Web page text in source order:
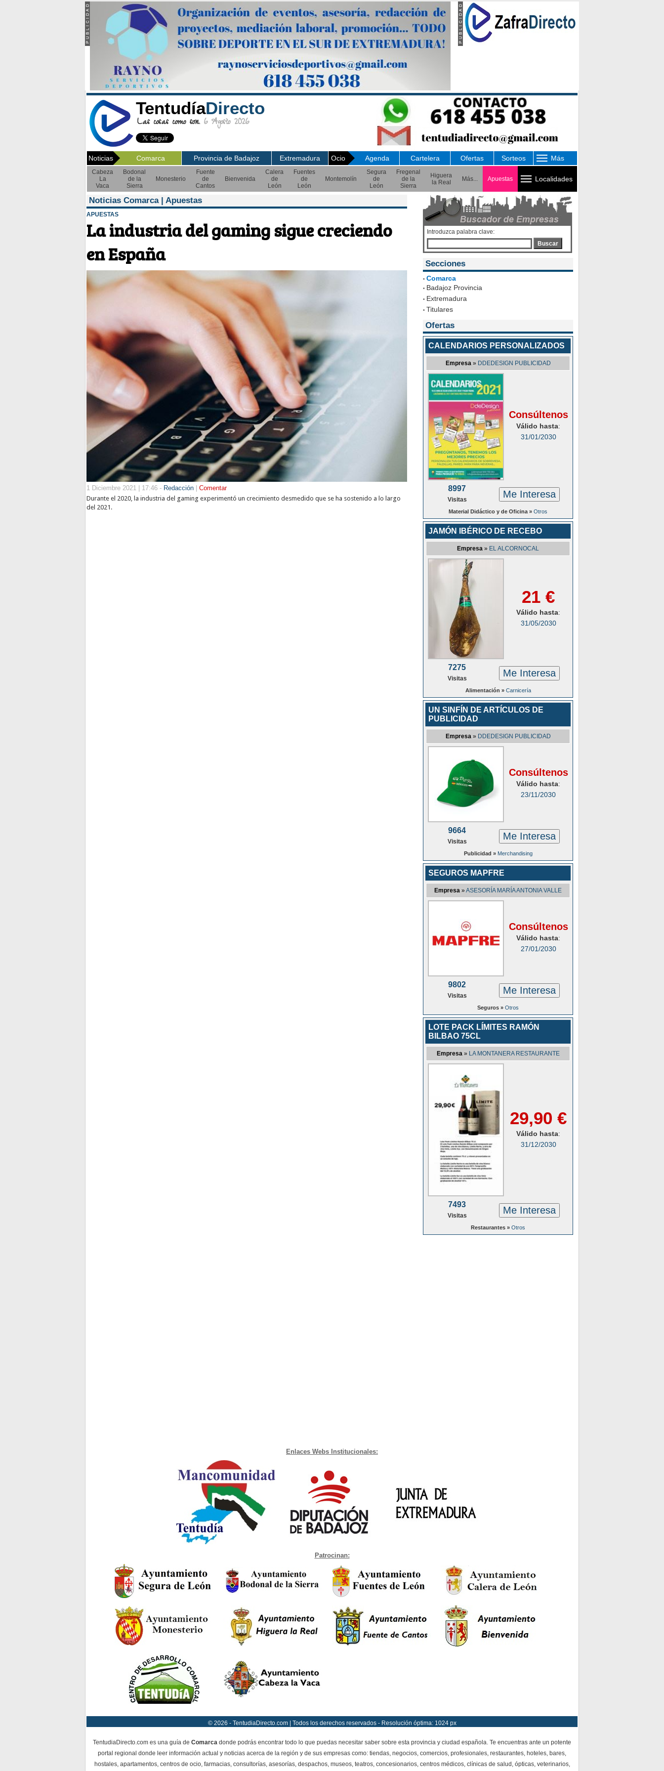
TentudíaDirecto
Las cosas como son. 6 Agosto 2026
Noticias Comarca Provincia de Badajoz Extremadura Ocio Agenda Cartelera Ofertas Sorteos Más
Cabeza
La
Vaca
Bodonal
de la
Sierra
Monesterio
Fuente
de
Cantos
Bienvenida
Calera
de
León
Fuentes
de
León
Montemolín
Segura
de
León
Fregenal
de la
Sierra
Higuera
la Real
Más... Apuestas Localidades
Noticias Comarca | Apuestas
APUESTAS
La industria del gaming sigue creciendo
en España
1 Diciembre 2021 | 17:46 - Redacción
Comentar
Durante el 2020, la industria del gaming experimentó un crecimiento desmedido que se ha sostenido a lo largo
del 2021.
Introduzca palabra clave:
Buscar
Secciones
• Comarca
• Badajoz Provincia
• Extremadura
• Titulares
Ofertas
CALENDARIOS PERSONALIZADOS
Empresa» DDEDESIGN PUBLICIDAD
Consúltenos
Válido hasta:
31/01/2030
8997
Visitas Me Interesa
Material Didáctico y de Oficina » Otros
JAMÓN IBÉRICO DE RECEBO
Empresa » EL ALCORNOCAL
21 €
Válido hasta:
31/05/2030
7275
Visitas Me Interesa
Alimentación » Carnicería
UN SINFÍN DE ARTÍCULOS DE
PUBLICIDAD
Empresa» DDEDESIGN PUBLICIDAD
Consúltenos
Válido hasta:
23/11/2030
9664
Visitas Me Interesa
Publicidad » Merchandising
SEGUROS MAPFRE
Empresa »ASESORÍA MARÍA ANTONIA VALLE
Consúltenos
Válido hasta:
27/01/2030
9802
Visitas Me Interesa
Seguros » Otros
LOTE PACK LÍMITES RAMÓN
BILBAO 75CL
Empresa» LA MONTANERA RESTAURANTE
29,90 €
Válido hasta:
31/12/2030
7493
Visitas Me Interesa
Restaurantes » Otros
Enlaces Webs Institucionales:
Patrocinan:
© 2026 - TentudiaDirecto.com | Todos los derechos reservados - Resolución óptima: 1024 px
TentudiaDirecto.com es una guía de Comarca donde podrás encontrar todo lo que puedas necesitar saber sobre esta provincia y ciudad española. Te encuentras ante un potente
portal regional donde leer información actual y noticias acerca de la región y de sus empresas como: tiendas, negocios, comercios, profesionales, restaurantes, hoteles, bares,
hostales, apartamentos, centros de ocio, farmacias, consultorías, asesorías, despachos, museos, teatros, concesionarios, centros médicos, clínicas de salud, ópticas, veterinarios,